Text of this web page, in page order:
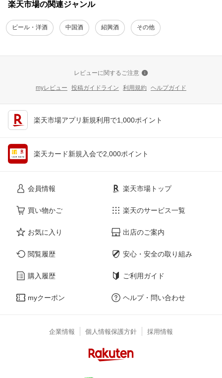
楽天市場の関連ジャンル
ビール・洋酒 中国酒 紹興酒 その他
レビューに関するご注意
myレビュー 投稿ガイドライン 利用規約 ヘルプガイド
楽天市場アプリ新規利用で1,000ポイント
楽天カード新規入会で2,000ポイント
会員情報
買い物かご
お気に入り
閲覧履歴
購入履歴
myクーポン
楽天市場トップ
楽天のサービス一覧
出店のご案内
安心・安全の取り組み
ご利用ガイド
ヘルプ・問い合わせ
企業情報 個人情報保護方針 採用情報